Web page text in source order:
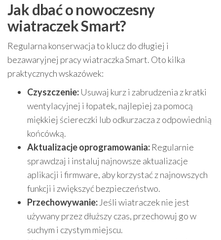
Jak dbać o nowoczesny
wiatraczek Smart?
Regularna konserwacja to klucz do długiej i
bezawaryjnej pracy wiatraczka Smart. Oto kilka
praktycznych wskazówek:
Czyszczenie: Usuwaj kurz i zabrudzenia z kratki
wentylacyjnej i łopatek, najlepiej za pomocą
miękkiej ściereczki lub odkurzacza z odpowiednią
końcówką.
Aktualizacje oprogramowania: Regularnie
sprawdzaj i instaluj najnowsze aktualizacje
aplikacji i firmware, aby korzystać z najnowszych
funkcji i zwiększyć bezpieczeństwo.
Przechowywanie: Jeśli wiatraczek nie jest
używany przez dłuższy czas, przechowuj go w
suchym i czystym miejscu.